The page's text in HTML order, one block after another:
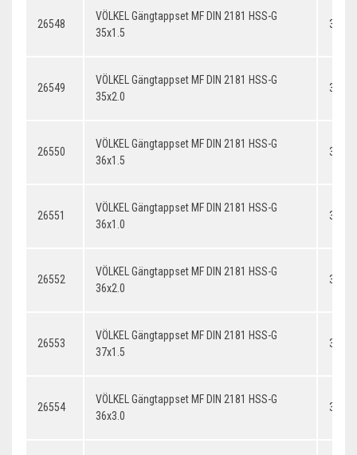
26548
VÖLKEL Gängtappset MF DIN 2181 HSS-G
35x1.5
26549
VÖLKEL Gängtappset MF DIN 2181 HSS-G
35x2.0
26550
VÖLKEL Gängtappset MF DIN 2181 HSS-G
36x1.5
26551
VÖLKEL Gängtappset MF DIN 2181 HSS-G
36x1.0
26552
VÖLKEL Gängtappset MF DIN 2181 HSS-G
36x2.0
26553
VÖLKEL Gängtappset MF DIN 2181 HSS-G
37x1.5
26554
VÖLKEL Gängtappset MF DIN 2181 HSS-G
36x3.0